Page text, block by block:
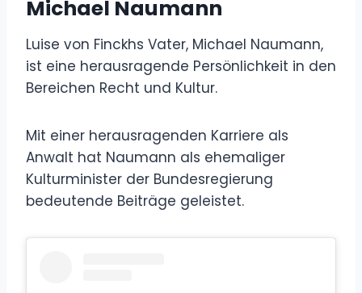
Michael Naumann
Luise von Finckhs Vater, Michael Naumann,
ist eine herausragende Persönlichkeit in den
Bereichen Recht und Kultur.
Mit einer herausragenden Karriere als
Anwalt hat Naumann als ehemaliger
Kulturminister der Bundesregierung
bedeutende Beiträge geleistet.